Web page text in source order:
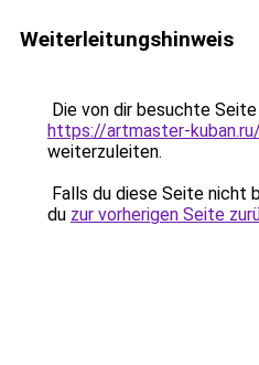
Weiterleitungshinweis
Die von dir besuchte
https://artmaster-
weiterzuleiten.
Falls du diese Seite nicht
du zur vorherigen Seite